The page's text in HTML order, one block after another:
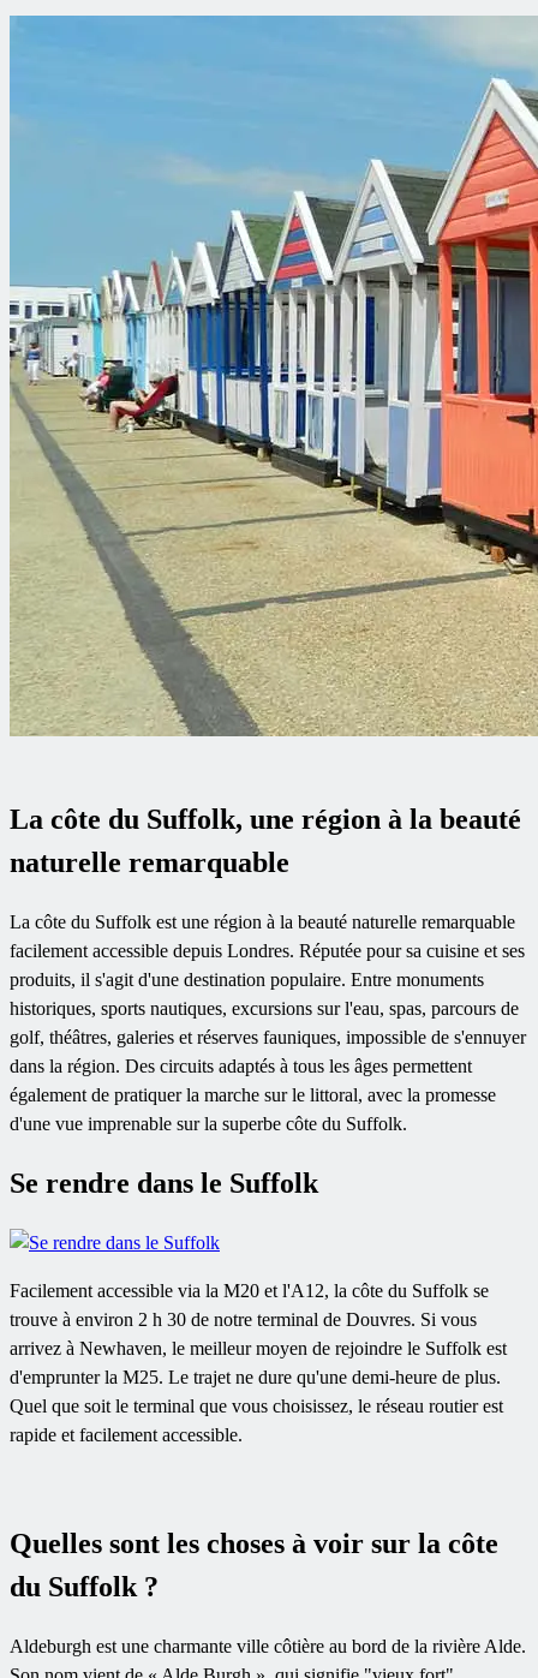
La côte du Suffolk, une région à la beauté
naturelle remarquable
La côte du Suffolk est une région à la beauté naturelle remarquable
facilement accessible depuis Londres. Réputée pour sa cuisine et ses
produits, il s'agit d'une destination populaire. Entre monuments
historiques, sports nautiques, excursions sur l'eau, spas, parcours de
golf, théâtres, galeries et réserves fauniques, impossible de s'ennuyer
dans la région. Des circuits adaptés à tous les âges permettent
également de pratiquer la marche sur le littoral, avec la promesse
d'une vue imprenable sur la superbe côte du Suffolk.
Se rendre dans le Suffolk
Facilement accessible via la M20 et l'A12, la côte du Suffolk se
trouve à environ 2 h 30 de notre terminal de Douvres. Si vous
arrivez à Newhaven, le meilleur moyen de rejoindre le Suffolk est
d'emprunter la M25. Le trajet ne dure qu'une demi-heure de plus.
Quel que soit le terminal que vous choisissez, le réseau routier est
rapide et facilement accessible.
Quelles sont les choses à voir sur la côte
du Suffolk ?
Aldeburgh est une charmante ville côtière au bord de la rivière Alde.